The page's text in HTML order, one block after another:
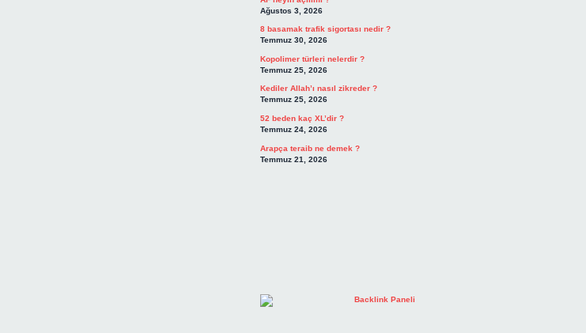
Ağustos 3, 2026
8 basamak trafik sigortası nedir ?
Temmuz 30, 2026
Kopolimer türleri nelerdir ?
Temmuz 25, 2026
Kediler Allah’ı nasıl zikreder ?
Temmuz 25, 2026
52 beden kaç XL’dir ?
Temmuz 24, 2026
Arapça teraib ne demek ?
Temmuz 21, 2026